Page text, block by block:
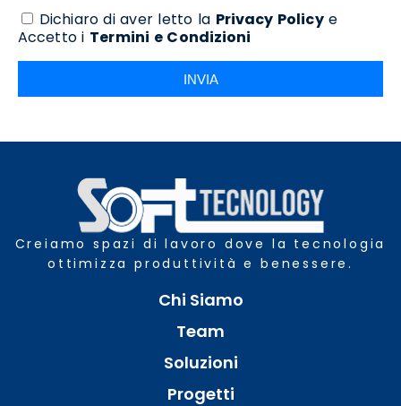
Dichiaro di aver letto la Privacy Policye
Accetto i Termini e Condizioni
INVIA
Creiamo spazi di lavoro dove la tecnologia
ottimizza produttività e benessere.
Chi Siamo
Team
Soluzioni
Progetti